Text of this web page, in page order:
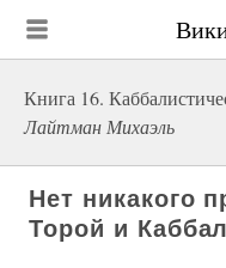
Книга 16.
Лайтман Михаэль
Нет никакого
Торой и